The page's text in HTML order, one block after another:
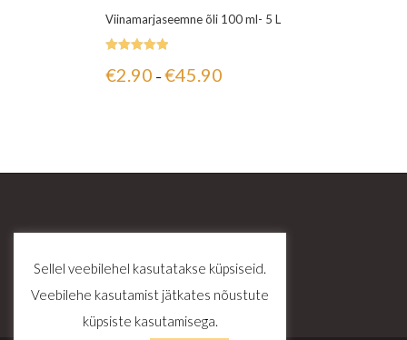
Viinamarjaseemne õli 100 ml- 5 L
5.00 / 5
€2.90 – €45.90
Sellel veebilehel kasutatakse küpsiseid.
Veebilehe kasutamist jätkates nõustute
küpsiste kasutamisega.